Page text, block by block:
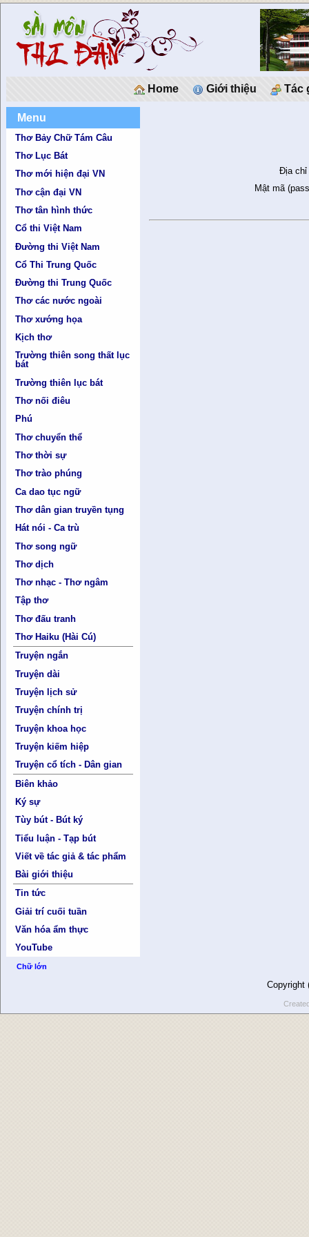
Home Giới thiệu Tác
Menu
Thơ Bảy Chữ Tám Câu
Thơ Lục Bát
Thơ mới hiện đại VN
Thơ cận đại VN
Thơ tân hình thức
Cổ thi Việt Nam
Đường thi Việt Nam
Cổ Thi Trung Quốc
Đường thi Trung Quốc
Thơ các nước ngoài
Thơ xướng họa
Kịch thơ
Trường thiên song thất lục
bát
Trường thiên lục bát
Thơ nối điêu
Phú
Thơ chuyển thể
Thơ thời sự
Thơ trào phúng
Ca dao tục ngữ
Thơ dân gian truyền tụng
Hát nói - Ca trù
Thơ song ngữ
Thơ dịch
Thơ nhạc - Thơ ngâm
Tập thơ
Thơ đấu tranh
Thơ Haiku (Hài Cú)
Truyện ngắn
Truyện dài
Truyện lịch sử
Truyện chính trị
Truyện khoa học
Truyện kiếm hiệp
Truyện cổ tích - Dân gian
Biên khảo
Ký sự
Tùy bút - Bút ký
Tiểu luận - Tạp bút
Viết về tác giả & tác phẩm
Bài giới thiệu
Tin tức
Giải trí cuối tuần
Văn hóa ẩm thực
YouTube
Chữ lớn
Địa chỉ
Mật mã
Copyright